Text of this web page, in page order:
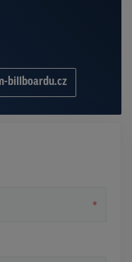
billboardu.cz
*